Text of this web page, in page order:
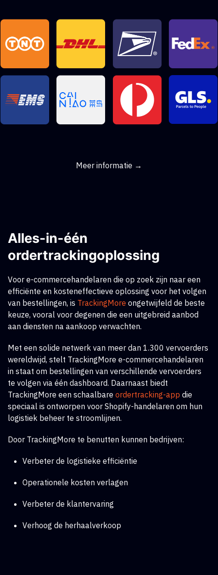
Meer informatie →
Alles-in-één
ordertrackingoplossing
Voor e-commercehandelaren die op zoek zijn naar een
efficiënte en kosteneffectieve oplossing voor het volgen
van bestellingen, is TrackingMore ongetwijfeld de beste
keuze, vooral voor degenen die een uitgebreid aanbod
aan diensten na aankoop verwachten.
Met een solide netwerk van meer dan 1.300 vervoerders
wereldwijd, stelt TrackingMore e-commercehandelaren
in staat om bestellingen van verschillende vervoerders
te volgen via één dashboard. Daarnaast biedt
TrackingMore een schaalbare ordertracking-app die
speciaal is ontworpen voor Shopify-handelaren om hun
logistiek beheer te stroomlijnen.
Door TrackingMore te benutten kunnen bedrijven:
Verbeter de logistieke efficiëntie
Operationele kosten verlagen
Verbeter de klantervaring
Verhoog de herhaalverkoop